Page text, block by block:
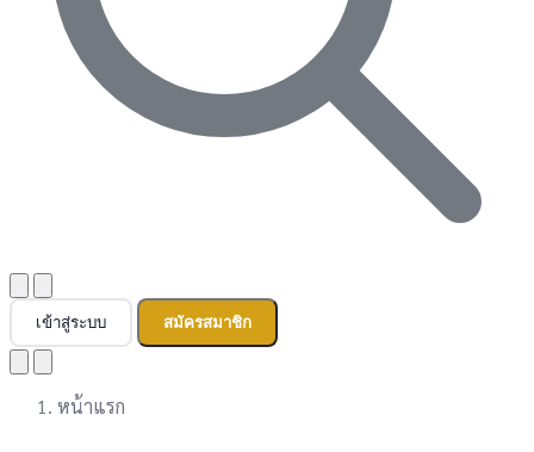
เข้าสู่ระบบ สมัครสมาชิก
หน้าแรก